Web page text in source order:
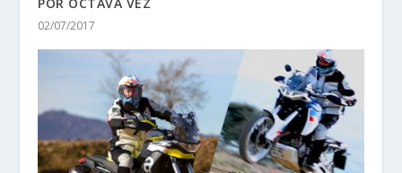
POR OCTAVA VEZ
02/07/2017